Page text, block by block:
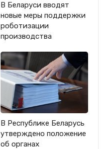
В Беларуси вводят
новые меры поддержки
роботизации
производства
В Республике Беларусь
утверждено положение
об органах